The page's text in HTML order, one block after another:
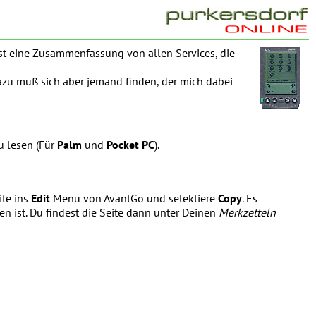
eine Zusammenfassung von allen Services, die
muß sich aber jemand finden, der mich dabei
lesen (Für Palm und Pocket PC).
ins Edit Menü von AvantGo und selektiere Copy. Es
ist. Du findest die Seite dann unter Deinen Merkzetteln